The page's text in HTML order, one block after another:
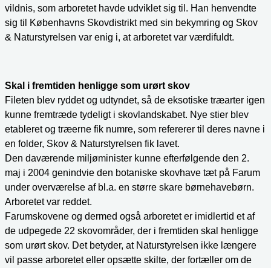
vildnis, som arboretet havde udviklet sig til. Han henvendte
sig til Københavns Skovdistrikt med sin bekymring og Skov
& Naturstyrelsen var enig i, at arboretet var værdifuldt.
Skal i fremtiden henligge som urørt skov
Fileten blev ryddet og udtyndet, så de eksotiske træarter igen
kunne fremtræde tydeligt i skovlandskabet. Nye stier blev
etableret og træerne fik numre, som refererer til deres navne i
en folder, Skov & Naturstyrelsen fik lavet.
Den daværende miljøminister kunne efterfølgende den 2.
maj i 2004 genindvie den botaniske skovhave tæt på Farum
under overværelse af bl.a. en større skare børnehavebørn.
Arboretet var reddet.
Farumskovene og dermed også arboretet er imidlertid et af
de udpegede 22 skovområder, der i fremtiden skal henligge
som urørt skov. Det betyder, at Naturstyrelsen ikke længere
vil passe arboretet eller opsætte skilte, der fortæller om de